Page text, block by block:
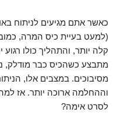
כאשר אתם מגיעים לניתוח
(למעט בעיית כיס המרה,
קלה יותר, והתהליך כולו
מתבצע כשהכיס כבר מודלק,
מסיבוכים. במצבים אלו,
וההחלמה ארוכה יותר. אז
לסרט אימה?